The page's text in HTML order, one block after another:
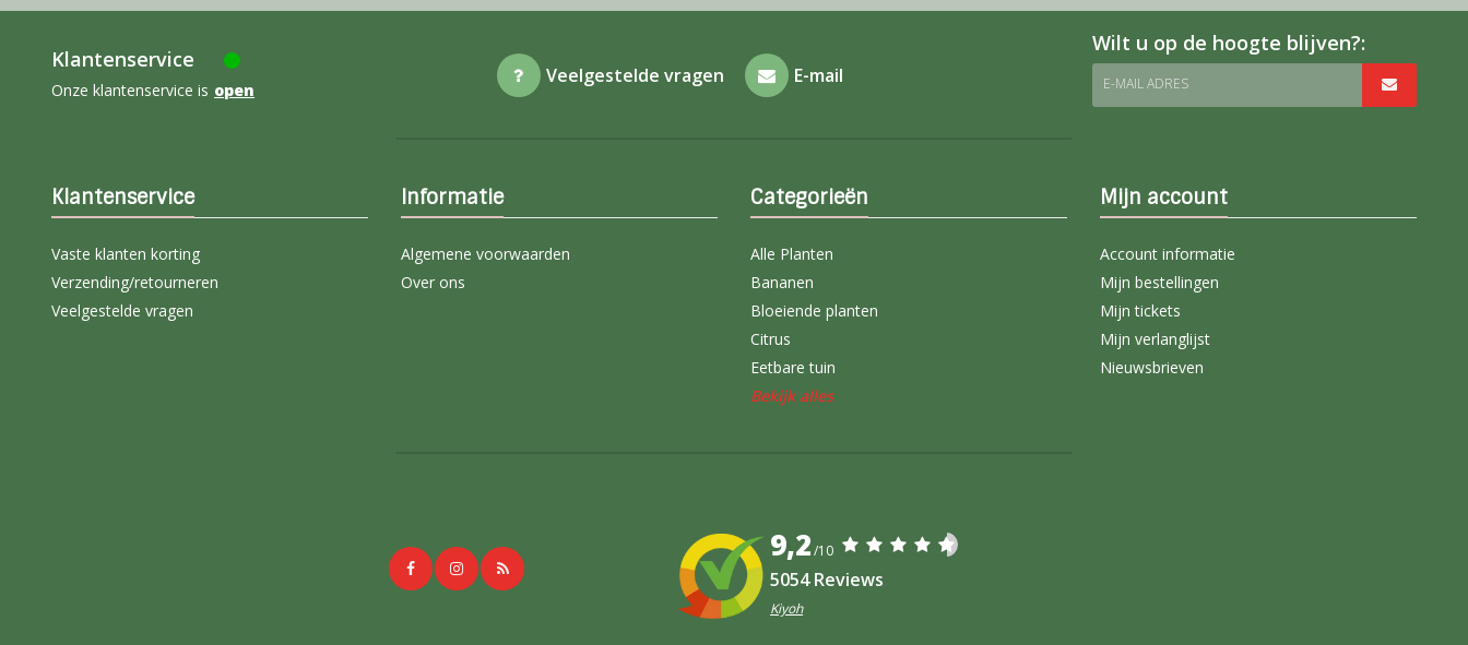
Klantenservice
Onze klantenservice is open
Veelgestelde vragen E-mail
Wilt u op de hoogte blijven?:
E-MAIL ADRES
Klantenservice
Vaste klanten korting
Verzending/retourneren
Veelgestelde vragen
Informatie
Algemene voorwaarden
Over ons
Categorieën
Alle Planten
Bananen
Bloeiende planten
Citrus
Eetbare tuin
Bekijk alles
Mijn account
Account informatie
Mijn bestellingen
Mijn tickets
Mijn verlanglijst
Nieuwsbrieven
9,2/10
5054 Reviews
Kiyoh